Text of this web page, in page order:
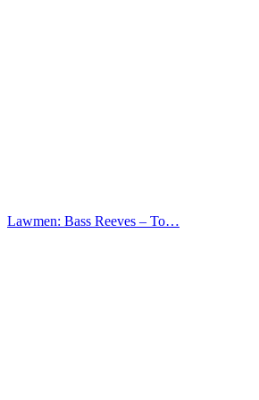
Lawmen: Bass Reeves – Το…